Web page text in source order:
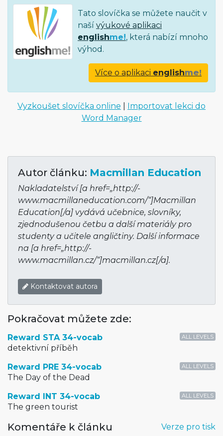
Tato slovíčka se můžete naučit v
naší výukové aplikaci
englishme!, která nabízí mnoho
výhod.
Více o aplikaci englishme!
Vyzkoušet slovíčka online
Importovat lekci do
Word Manager
Autor článku: Macmillan Education
Nakladatelství [a href=„http://­
www.macmillane­ducation.com/“]Mac­millan
Education[/a] vydává učebnice, slovníky,
zjednodušenou četbu a další materiály pro
studenty a učitele angličtiny. Další informace
na [a href=„http://­
www.macmillan­.cz/“]macmillan­.cz[/a].
Kontaktovat autora
Pokračovat můžete zde:
ALL LEVELS
Reward STA 34-vocab
detektivní příběh
ALL LEVELS
Reward PRE 34-vocab
The Day of the Dead
ALL LEVELS
Reward INT 34-vocab
The green tourist
Verze pro tisk
Komentáře k článku